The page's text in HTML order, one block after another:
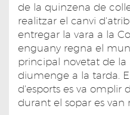
de la quinzena de
realitzar el canvi
entregar la vara a la
enguany regna el
principal novetat de la
diumenge a la tarda.
d'esports es va omplir
durant el sopar es van